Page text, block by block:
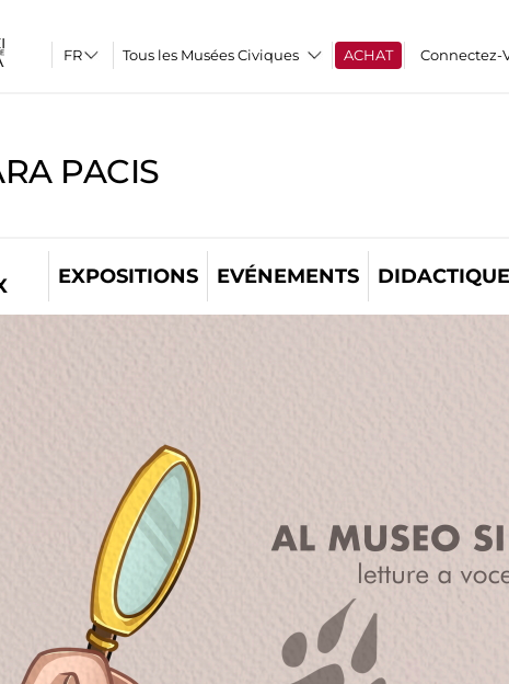
Tous les Musées Civiques ACHAT Connectez-
PACIS
EXPOSITIONS EVÉNEMENTS DIDACTIQUE